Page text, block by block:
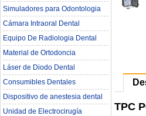
Simuladores para Odontologia
Cámara Intraoral Dental
Equipo De Radiologia Dental‎
Material de Ortodoncia
Láser de Diodo Dental
Consumibles Dentales
Dispositivo de anestesia dental
Unidad de Electrocirugía
TPC